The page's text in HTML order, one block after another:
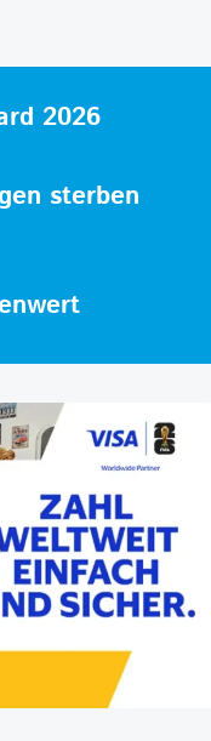
2026
sterben